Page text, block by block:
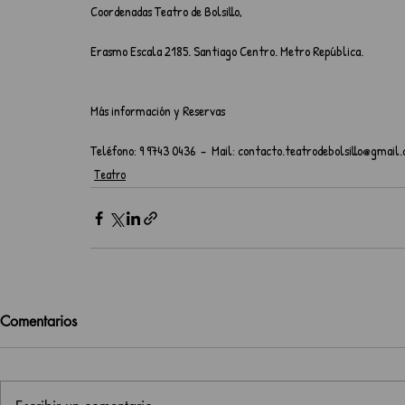
Coordenadas Teatro de Bolsillo,
Erasmo Escala 2185. Santiago Centro. Metro República.
Más información y Reservas
Teléfono: 9 9743 0436  -  Mail:
Teatro
Comentarios